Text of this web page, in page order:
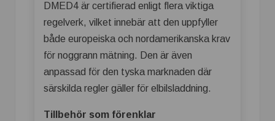
DMED4 är certifierad enligt flera viktiga
regelverk, vilket innebär att den uppfyller
både europeiska och nordamerikanska krav
för noggrann mätning. Den är även
anpassad för den tyska marknaden där
särskilda regler gäller för elbilsladdning.
Tillbehör som förenklar